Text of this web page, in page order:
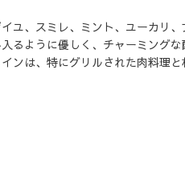
ユ、スミレ、ミント、ユーカリ
るように優しく、チャーミング
ンは、特にグリルされた肉料理